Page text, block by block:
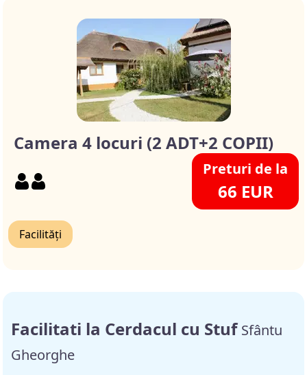
Camera 4 locuri (2 ADT+2 COPII)
Preturi de la
66 EUR
Facilități
Facilitati la Cerdacul cu StufSfântu
Gheorghe